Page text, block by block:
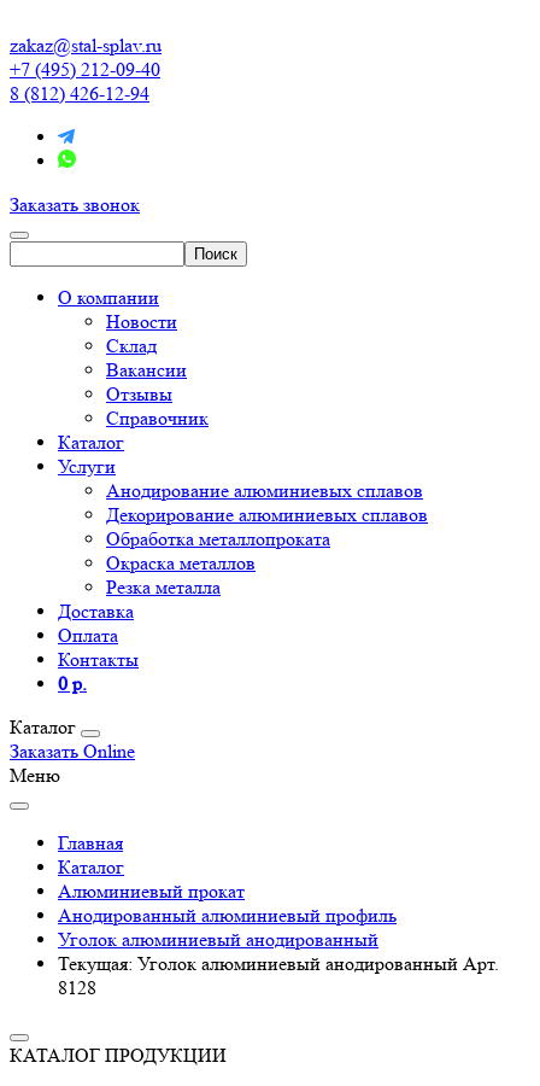
zakaz@stal-splav.ru
+7 (495) 212-09-40
8 (812) 426-12-94
Заказать звонок
О компании
Новости
Склад
Вакансии
Отзывы
Справочник
Каталог
Услуги
Анодирование алюминиевых сплавов
Декорирование алюминиевых сплавов
Обработка металлопроката
Окраска металлов
Резка металла
Доставка
Оплата
Контакты
0 р.
Каталог
Заказать Online
Меню
Главная
Каталог
Алюминиевый прокат
Анодированный алюминиевый профиль
Уголок алюминиевый анодированный
Текущая: Уголок алюминиевый анодированный Арт.
8128
КАТАЛОГ ПРОДУКЦИИ